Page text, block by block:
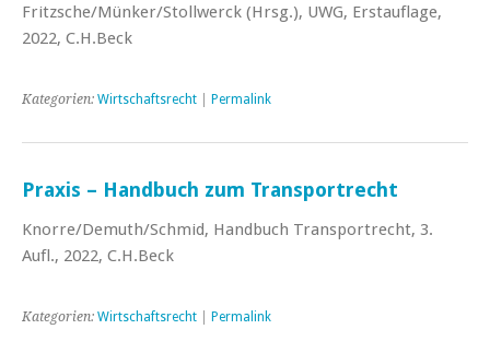
Fritzsche/Münker/Stollwerck (Hrsg.), UWG, Erstauflage,
2022, C.H.Beck
Kategorien: Wirtschaftsrecht Permalink
Praxis – Handbuch zum Transportrecht
Knorre/Demuth/Schmid, Handbuch Transportrecht, 3.
Aufl., 2022, C.H.Beck
Kategorien: Wirtschaftsrecht Permalink